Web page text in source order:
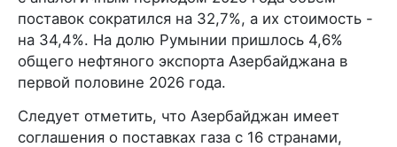
поставок сократился на 32,7%, а их стоимость -
на 34,4%. На долю Румынии пришлось 4,6%
общего нефтяного экспорта Азербайджана в
первой половине 2026 года.
Следует отметить, что Азербайджан имеет
соглашения о поставках газа с 16 странами,